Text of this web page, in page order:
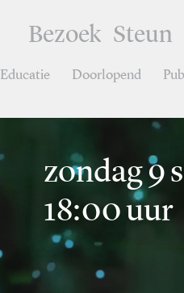
Bezoek Steun
Educatie Doorlopend
zondag 9
18:00 uur